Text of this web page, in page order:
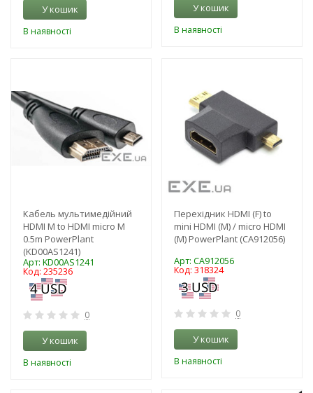
У кошик
В наявності
У кошик
В наявності
Кабель мультимедійний
HDMI M to HDMI micro M
0.5m PowerPlant
(KD00AS1241)
Арт: KD00AS1241
Код: 235236
0
У кошик
В наявності
Перехідник HDMI (F) to
mini HDMI (M) / micro HDMI
(M) PowerPlant (CA912056)
Арт: CA912056
Код: 318324
0
У кошик
В наявності